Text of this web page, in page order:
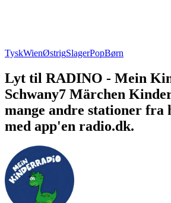
TyskWienØstrigSlagerPopBørn
Lyt til RADINO - Mein
Schwany7 Märchen
mange andre stationer fra
med app'en radio.dk.